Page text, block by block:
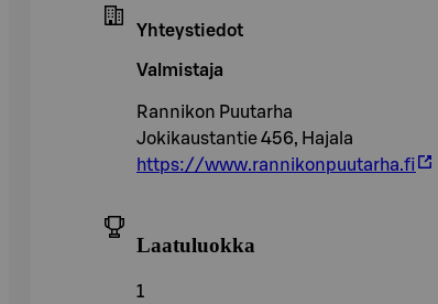
Yhteystiedot
Valmistaja
Rannikon Puutarha
Jokikaustantie 456, Hajala
https://www.rannikonpuutarha.fi
Laatuluokka
1